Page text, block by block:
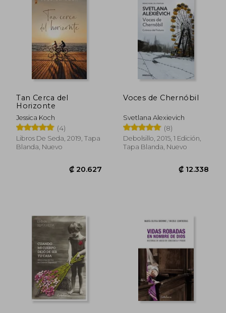
₡ 7.368 ₡
Tan Cerca del
Horizonte
Jessica Koch
(4)
Libros De Seda, 2019, Tapa
Blanda, Nuevo
Voces de Chernóbil
Svetlana Alexievich
(8)
Debolsillo, 2015, 1 Edición,
Tapa Blanda, Nuevo